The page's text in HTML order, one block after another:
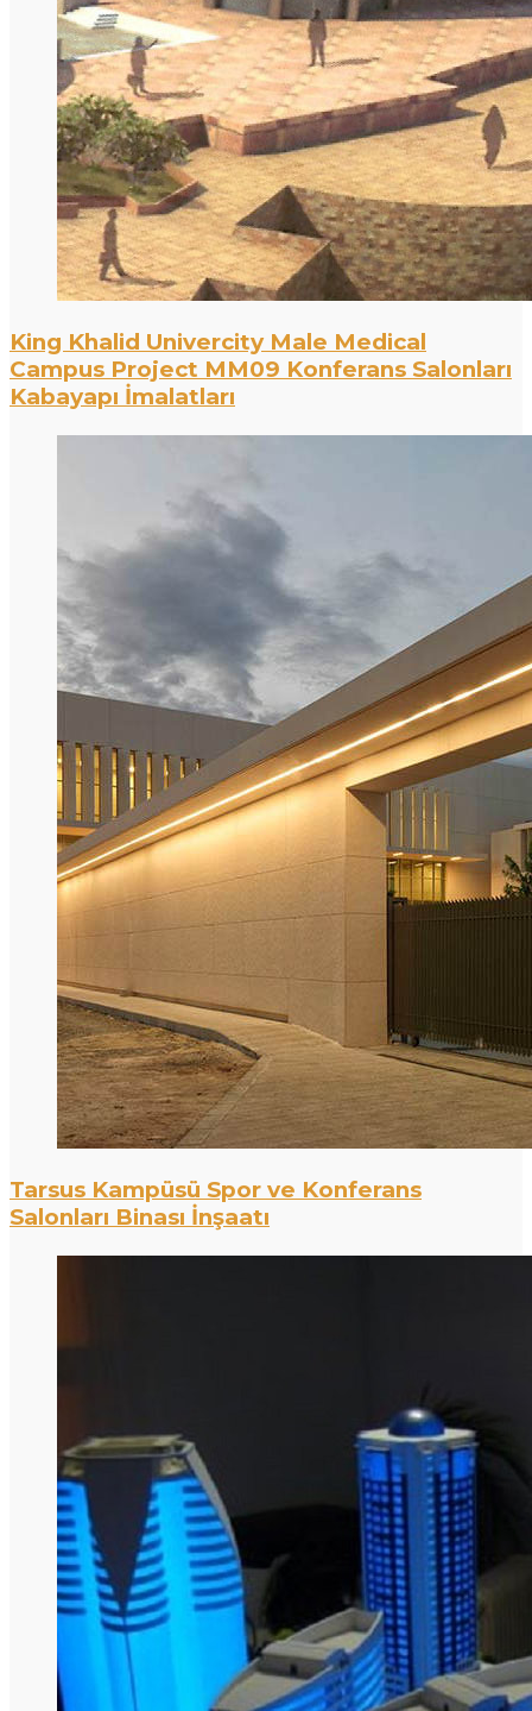
King Khalid Univercity Male Medical
Campus Project MM09 Konferans Salonları
Kabayapı İmalatları
Tarsus Kampüsü Spor ve Konferans
Salonları Binası İnşaatı